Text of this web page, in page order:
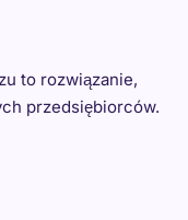
to rozwiązanie,
przedsiębiorców.